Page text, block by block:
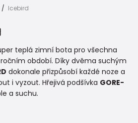
Icebird
teplá zimní bota pro všechna
období. Díky dvěma suchým
dokonale přizpůsobí každé noze a
i vyzout. Hřejivá podšívka GORE-
a suchu.